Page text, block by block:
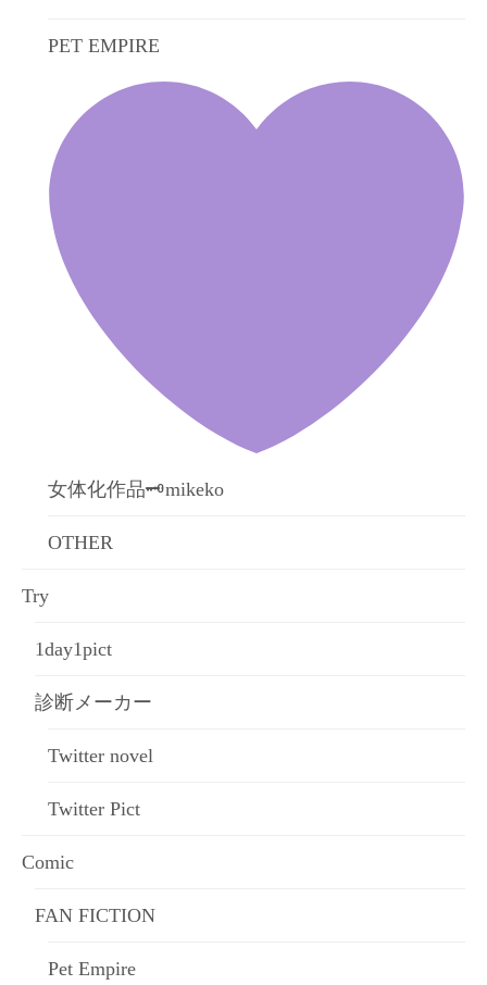
PET EMPIRE
女体化作品🗝mikeko
OTHER
Try
1day1pict
診断メーカー
Twitter novel
Twitter Pict
Comic
FAN FICTION
Pet Empire